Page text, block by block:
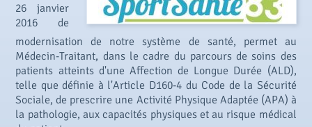
26 janvier
2016 de
modernisation de notre système de santé, permet au
Médecin-Traitant, dans le cadre du parcours de soins des
patients atteints d'une Affection de Longue Durée (ALD),
telle que définie à l'Article D160-4 du Code de la Sécurité
Sociale, de prescrire une Activité Physique Adaptée (APA) à
la pathologie, aux capacités physiques et au risque médical